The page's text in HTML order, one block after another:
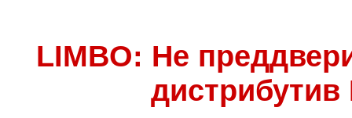
LIMBO: Не
дистрибутив